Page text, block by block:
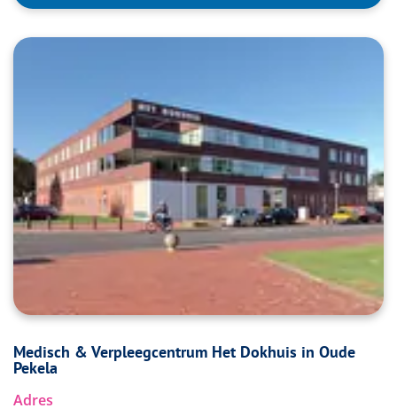
Medisch & Verpleegcentrum Het Dokhuis in Oude
Pekela
Adres